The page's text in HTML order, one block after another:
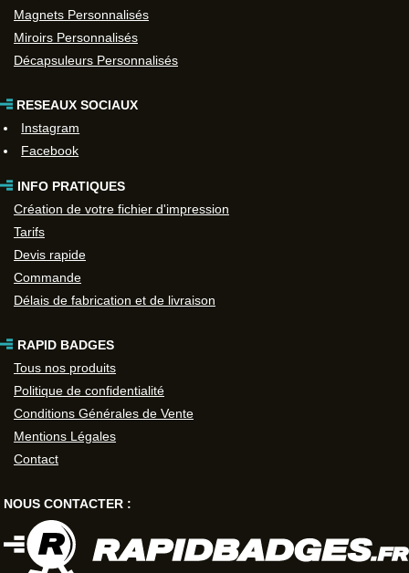
Magnets Personnalisés
Miroirs Personnalisés
Décapsuleurs Personnalisés
RESEAUX SOCIAUX
Instagram
Facebook
INFO PRATIQUES
Création de votre fichier d'impression
Tarifs
Devis rapide
Commande
Délais de fabrication et de livraison
RAPID BADGES
Tous nos produits
Politique de confidentialité
Conditions Générales de Vente
Mentions Légales
Contact
NOUS CONTACTER :